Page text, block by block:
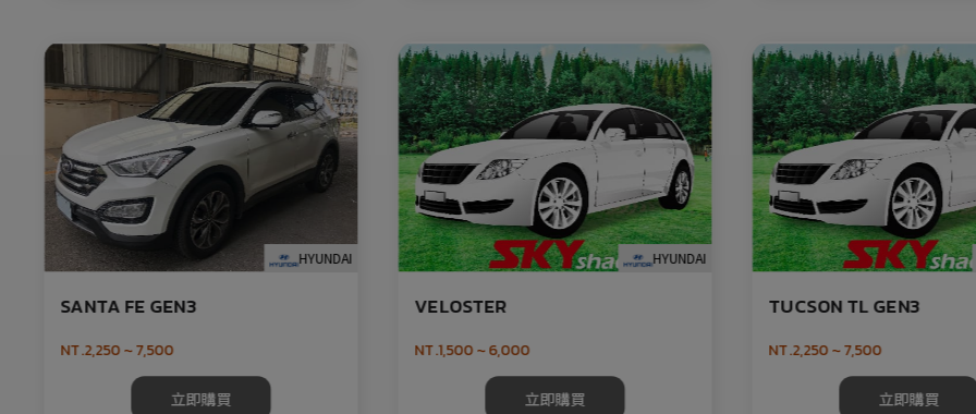
HYUNDAI
SANTA FE GEN3
NT.2,250 ~ 7,500
立即購買
HYUNDAI
VELOSTER
NT.1,500 ~ 6,000
立即購買
TUCSON TL GEN3
NT.2,250 ~ 7,500
立即購買